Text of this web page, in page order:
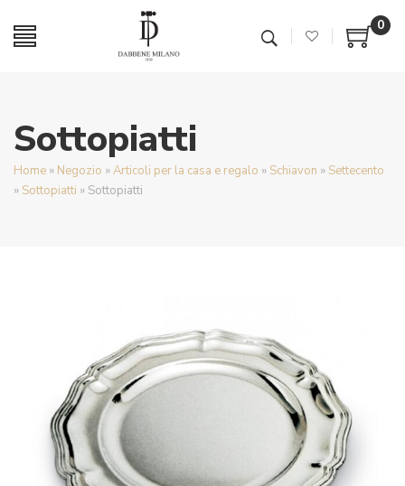
0
Sottopiatti
Home » Negozio »Articoli per la casa e regalo » Schiavon » Settecento
» Sottopiatti » Sottopiatti